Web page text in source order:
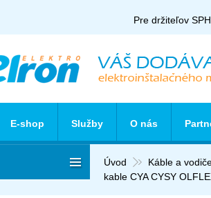
Pre držiteľov
Úvod Káble a
kable CYA CYSY
E-shop Služby O nás